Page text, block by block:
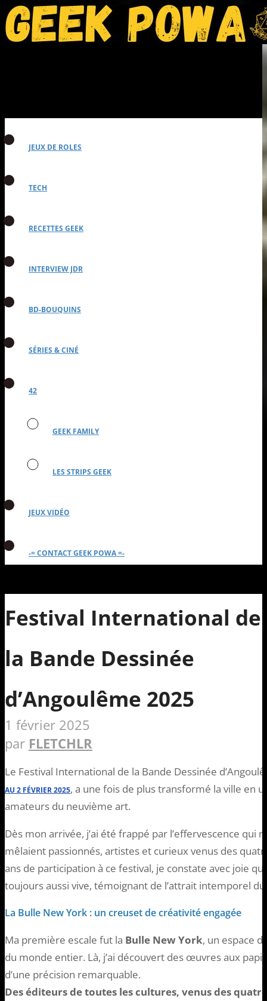
JEUX DE ROLES
TECH
RECETTES GEEK
INTERVIEW JDR
BD-BOUQUINS
SÉRIES & CINÉ
42
GEEK FAMILY
LES STRIPS GEEK
JEUX VIDÉO
-= CONTACT GEEK POWA =-
Festival International de
la Bande Dessinée
d’Angoulême 2025
1 février 2025
par FLETCHLR
Le Festival International de la Bande Dessinée
AU 2 FÉVRIER 2025, a une fois de plus transformé la ville en
amateurs du neuvième art.
Dès mon arrivée, j’ai été frappé par l’effervescence qui
mêlaient passionnés, artistes et curieux venus des
ans de participation à ce festival, je constate avec joie
toujours aussi vive, témoignant de l’attrait intemporel
La Bulle New York : un creuset de créativité engagée
Ma première escale fut la Bulle New York, un espace
du monde entier. Là, j’ai découvert des œuvres aux
d’une précision remarquable.
Des éditeurs de toutes les cultures, venus des